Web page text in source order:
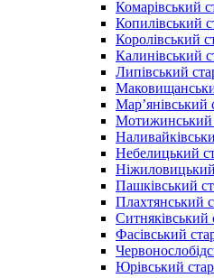
Комарівський
Копилівський
Королівський
Калинівський
Липівський
Мар’янівський
Мотижинський
Небелицький
Пашківський
Плахтянський
Ситняківський
Фасівський
Юрівський